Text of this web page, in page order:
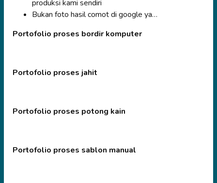
produksi kami sendiri
Bukan foto hasil comot di google ya…
Portofolio proses bordir komputer
Portofolio proses jahit
Portofolio proses potong kain
Portofolio proses sablon manual